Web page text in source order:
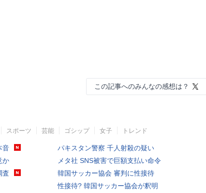
この記事へのみんなの感想は？
スポーツ 芸能 ゴシップ 女子 トレンド
音
か
査
パキスタン警察 千人射殺の疑い
メタ社 SNS被害で巨額支払い命令
韓国サッカー協会 審判に性接待
性接待? 韓国サッカー協会が釈明